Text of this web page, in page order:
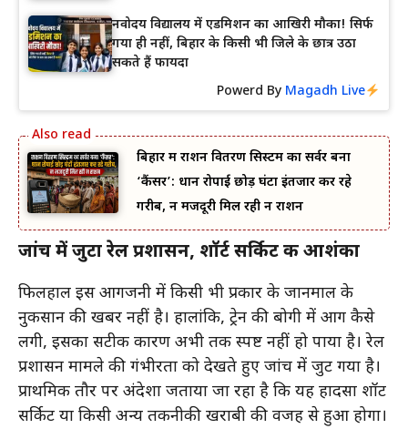
नवोदय विद्यालय में एडमिशन का आखिरी मौका! सिर्फ
गया ही नहीं, बिहार के किसी भी जिले के छात्र उठा
सकते हैं फायदा
Powerd By Magadh Live
बिहार में राशन वितरण सिस्टम का सर्वर बना
‘कैंसर’: धान रोपाई छोड़ घंटों इंतजार कर रहे
गरीब, न मजदूरी मिल रही न राशन
जांच में जुटा रेल प्रशासन, शॉर्ट सर्किट की आशंका
फिलहाल इस आगजनी में किसी भी प्रकार के जानमाल के
नुकसान की खबर नहीं है। हालांकि, ट्रेन की बोगी में आग कैसे
लगी, इसका सटीक कारण अभी तक स्पष्ट नहीं हो पाया है। रेल
प्रशासन मामले की गंभीरता को देखते हुए जांच में जुट गया है।
प्राथमिक तौर पर अंदेशा जताया जा रहा है कि यह हादसा शॉर्ट
सर्किट या किसी अन्य तकनीकी खराबी की वजह से हुआ होगा।